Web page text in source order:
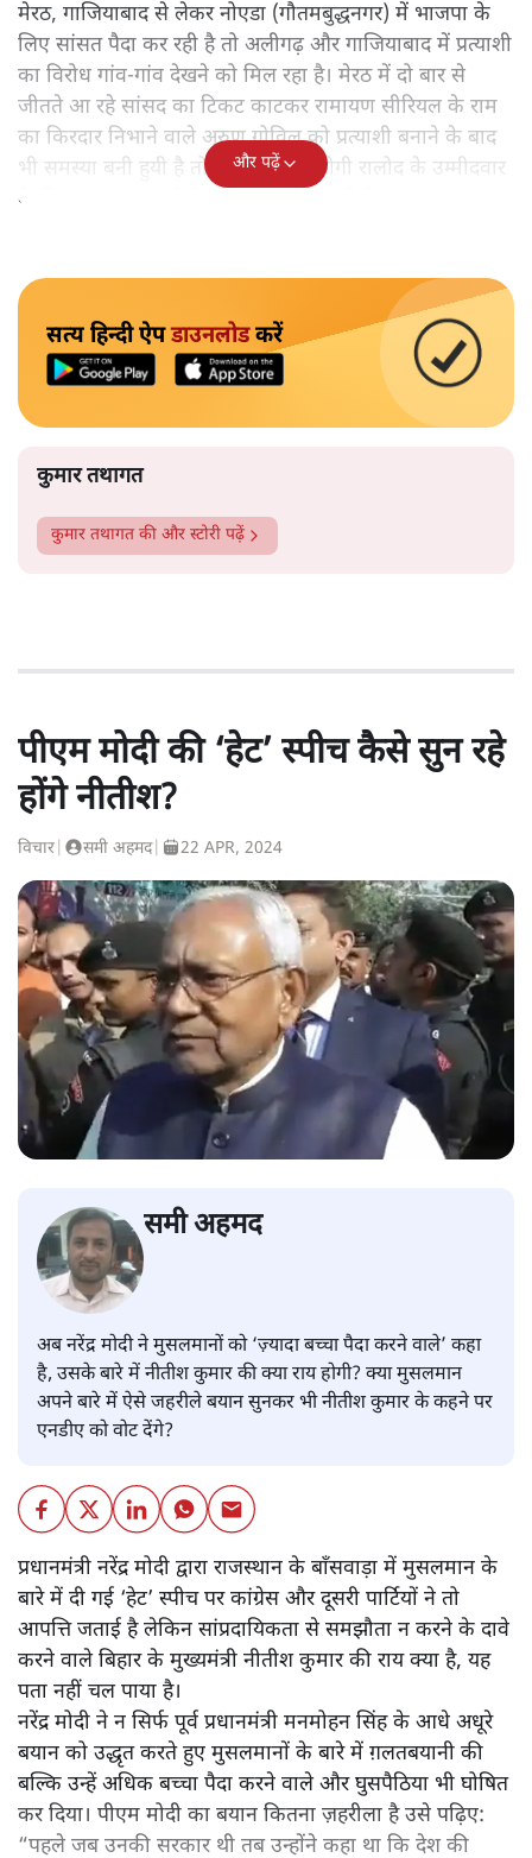
मेरठ, गाजियाबाद से लेकर नोएडा (गौतमबुद्धनगर) में भाजपा के
लिए सांसत पैदा कर रही है तो अलीगढ़ और गाजियाबाद में प्रत्याशी
का विरोध गांव-गांव देखने को मिल रहा है। मेरठ में दो बार से
जीतते आ रहे सांसद का टिकट काटकर रामायण सीरियल के राम
का किरदार निभाने वाले अरुण गोविल को प्रत्याशी बनाने के बाद
भी समस्या बनी हुयी है तो बागपत में सहयोगी रालोद के उम्मीदवार
के लिए बसपा प्रत्याशी ने मुसीबत खड़ी कर दी है।
और पढ़ें
सत्य हिन्दी ऐपडाउनलोडकरें
कुमार तथागत
कुमार तथागत की और स्टोरी पढ़ें
पीएम मोदी की ‘हेट’ स्पीच कैसे सुन रहे
होंगे नीतीश?
विचार समी अहमद| 22 APR, 2024
समी अहमद
अब नरेंद्र मोदी ने मुसलमानों को ‘ज़्यादा बच्चा पैदा करने वाले’ कहा
है, उसके बारे में नीतीश कुमार की क्या राय होगी? क्या मुसलमान
अपने बारे में ऐसे जहरीले बयान सुनकर भी नीतीश कुमार के कहने पर
एनडीए को वोट देंगे?
प्रधानमंत्री नरेंद्र मोदी द्वारा राजस्थान के बाँसवाड़ा में मुसलमान के
बारे में दी गई ‘हेट’ स्पीच पर कांग्रेस और दूसरी पार्टियों ने तो
आपत्ति जताई है लेकिन सांप्रदायिकता से समझौता न करने के दावे
करने वाले बिहार के मुख्यमंत्री नीतीश कुमार की राय क्या है, यह
पता नहीं चल पाया है।
नरेंद्र मोदी ने न सिर्फ पूर्व प्रधानमंत्री मनमोहन सिंह के आधे अधूरे
बयान को उद्धृत करते हुए मुसलमानों के बारे में ग़लतबयानी की
बल्कि उन्हें अधिक बच्चा पैदा करने वाले और घुसपैठिया भी घोषित
कर दिया। पीएम मोदी का बयान कितना ज़हरीला है उसे पढ़िए:
“पहले जब उनकी सरकार थी तब उन्होंने कहा था कि देश की